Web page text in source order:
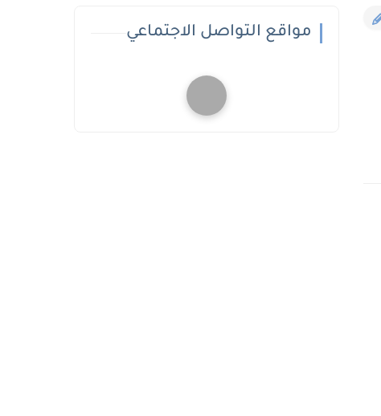
مواقع التواصل الاجتماعي